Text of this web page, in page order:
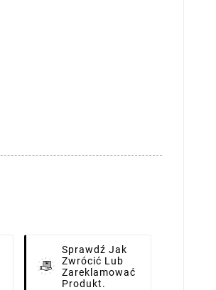
Sprawdź Jak
Zwrócić Lub
Zareklamować
Produkt.